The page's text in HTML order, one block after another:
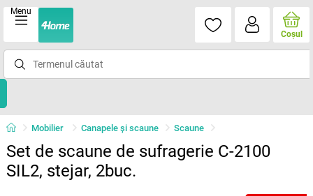
Menu
Coşul
Mobilier Canapele și scaune Scaune
Set de scaune de sufragerie C-2100
SIL2, stejar, 2buc.